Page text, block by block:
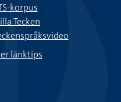
korpus
Tecken
länktips